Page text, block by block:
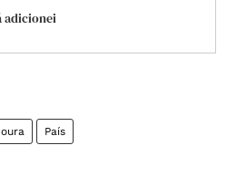
adicionei
País